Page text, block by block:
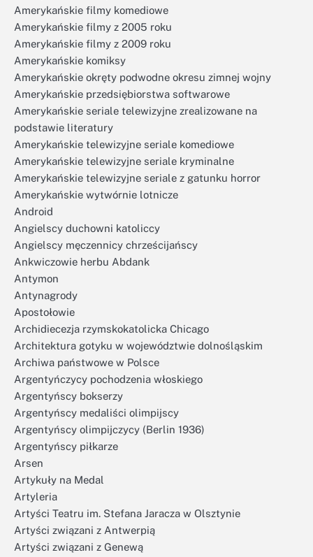
Amerykańskie filmy komediowe
Amerykańskie filmy z 2005 roku
Amerykańskie filmy z 2009 roku
Amerykańskie komiksy
Amerykańskie okręty podwodne okresu zimnej wojny
Amerykańskie przedsiębiorstwa softwarowe
Amerykańskie seriale telewizyjne zrealizowane na
podstawie literatury
Amerykańskie telewizyjne seriale komediowe
Amerykańskie telewizyjne seriale kryminalne
Amerykańskie telewizyjne seriale z gatunku horror
Amerykańskie wytwórnie lotnicze
Android
Angielscy duchowni katoliccy
Angielscy męczennicy chrześcijańscy
Ankwiczowie herbu Abdank
Antymon
Antynagrody
Apostołowie
Archidiecezja rzymskokatolicka Chicago
Architektura gotyku w województwie dolnośląskim
Archiwa państwowe w Polsce
Argentyńczycy pochodzenia włoskiego
Argentyńscy bokserzy
Argentyńscy medaliści olimpijscy
Argentyńscy olimpijczycy (Berlin 1936)
Argentyńscy piłkarze
Arsen
Artykuły na Medal
Artyleria
Artyści Teatru im. Stefana Jaracza w Olsztynie
Artyści związani z Antwerpią
Artyści związani z Genewą